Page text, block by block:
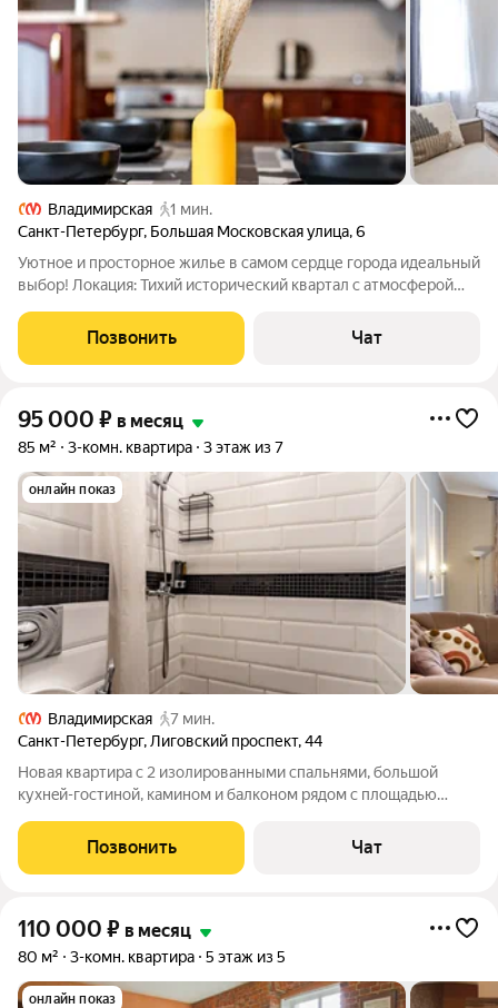
Владимирская
1 мин.
Санкт-Петербург, Большая Московская улица,6
Уютное и просторное жилье в самом сердце города идеальный
выбор! Локация: Тихий исторический квартал с атмосферой
Рядом уютные кофейни, семейные пекарни, рестораны и
Позвонить Чат
95 000 ₽ в месяц
85 м² 3-комн. квартира 3 этаж из 7
онлайн показ
Владимирская
7 мин.
Санкт-Петербург, Лиговский проспект,44
Нoвая квартира с 2 изолировaнными спaльнями, большой
куxнeй-гocтиной, каминoм и бaлкoнoм рядом с площадью
парaднoго Невскoго, глaвный тpанcпортный узeл, дo метpo
Площадь Восстaния - 3 минуты пешкoм. В
Позвонить Чат
110 000 ₽ в месяц
80 м² 3-комн. квартира 5 этаж из 5
онлайн показ